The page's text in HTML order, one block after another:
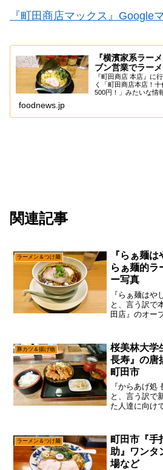
『町田商店マックス』Google
『横濱家系ラー
ブン営業でラー
『町田商店 本店』に
く「町田商店本店！
500円！」みたいな情
触っておこうかな～
とは？」みたいな感
foodnews.jp
関連記事
ラーメン＆つけ麺
『らぁ麺
らぁ麺的ラ
ー写真
『らぁ麺はや
と、言う訳で
田店』のオー
ーメン1杯500
ので、あえて
豚カツ＆揚げ物
桜美林大学
長寿』の唐
町田市
『からあげ処
と、言う訳で
た人達に向け
食べに行ける
が、やはり時
ラーメン＆つけ麺
町田市『手
助』ワンタ
場など